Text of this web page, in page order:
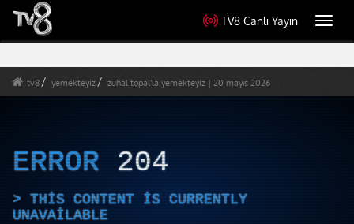
TV8 Canlı Yayın
tv8 yemekteyiz zuhal topal'la yemekteyiz | 20 mayıs 2026
ERROR 204
THIS CONTENT IS CURRENTLY
UNAVAILABLE